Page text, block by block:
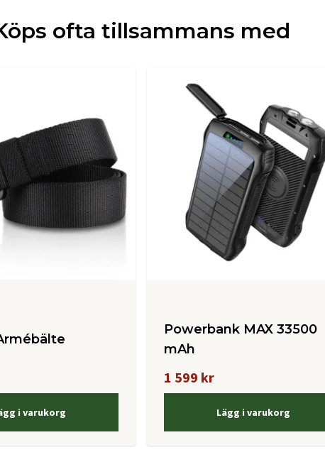
ofta tillsammans med
i varukorg
Powerbank MAX 33500
mAh
1 599 kr
Lägg i varukorg